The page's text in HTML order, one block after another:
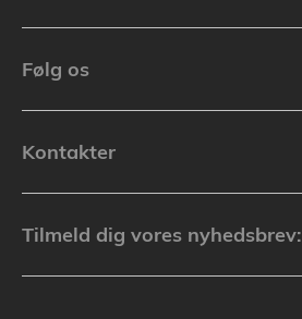
Følg os
Kontakter
Tilmeld dig vores nyhedsbrev: